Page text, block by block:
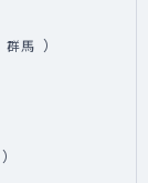
群馬 ）
）